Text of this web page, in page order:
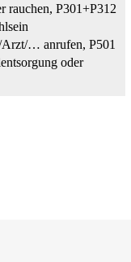
rauchen, P301+P312
… anrufen, P501
oder